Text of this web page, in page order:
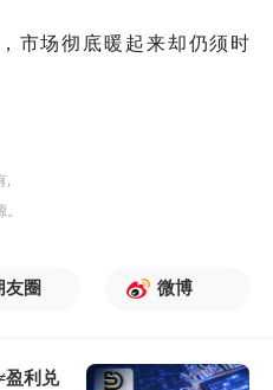
市场彻底暖起来却仍须时
,
友圈 微博
盈利兑